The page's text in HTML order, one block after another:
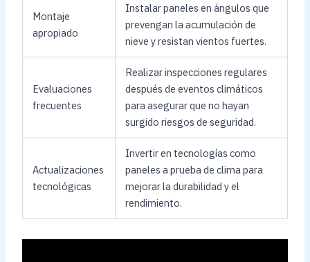
Montaje
apropiado
Instalar paneles en ángulos que
prevengan la acumulación de
nieve y resistan vientos fuertes.
Evaluaciones
frecuentes
Realizar inspecciones regulares
después de eventos climáticos
para asegurar que no hayan
surgido riesgos de seguridad.
Actualizaciones
tecnológicas
Invertir en tecnologías como
paneles a prueba de clima para
mejorar la durabilidad y el
rendimiento.